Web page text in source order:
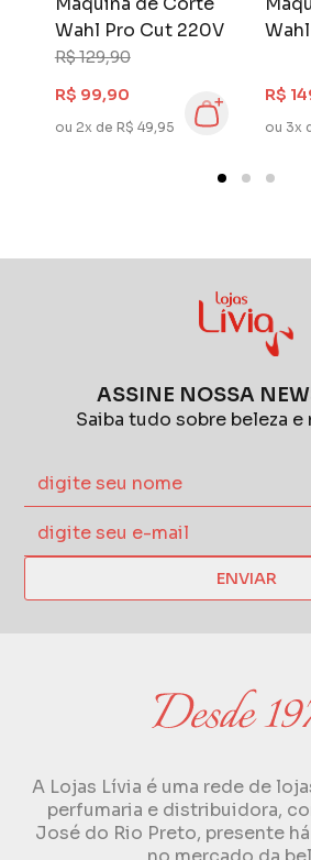
Wahl Pro Cut 220V
R$ 129,90
R$ 99,90
ou 2x de R$ 49,95
R$
ou 3x
ASSINE NOSSA
Saiba tudo sobre beleza e
ENVIAR
A Lojas Lívia é uma rede de
perfumaria e distribuidora,
José do Rio Preto, presente